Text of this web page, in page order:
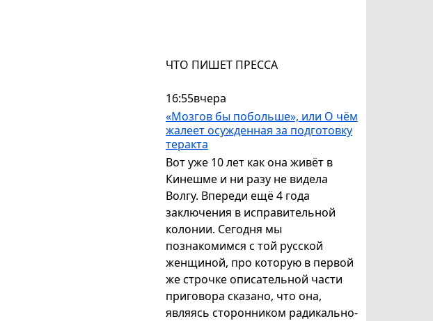
ЧТО ПИШЕТ ПРЕССА
16:55вчера
«Мозгов бы побольше», или О чём
жалеет осужденная за подготовку
теракта
Вот уже 10 лет как она живёт в
Кинешме и ни разу не видела
Волгу. Впереди ещё 4 года
заключения в исправительной
колонии. Сегодня мы
познакомимся с той русской
женщиной, про которую в первой
же строчке описательной части
приговора сказано, что она,
являясь сторонником радикально-